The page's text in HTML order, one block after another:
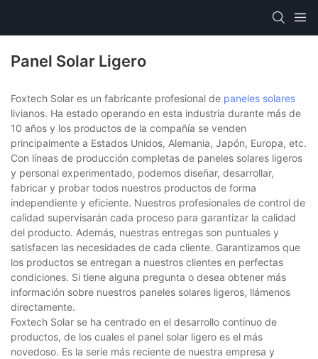
Panel Solar Ligero
Foxtech Solar es un fabricante profesional de paneles solares
livianos. Ha estado operando en esta industria durante más de
10 años y los productos de la compañía se venden
principalmente a Estados Unidos, Alemania, Japón, Europa, etc.
Con líneas de producción completas de paneles solares ligeros
y personal experimentado, podemos diseñar, desarrollar,
fabricar y probar todos nuestros productos de forma
independiente y eficiente. Nuestros profesionales de control de
calidad supervisarán cada proceso para garantizar la calidad
del producto. Además, nuestras entregas son puntuales y
satisfacen las necesidades de cada cliente. Garantizamos que
los productos se entregan a nuestros clientes en perfectas
condiciones. Si tiene alguna pregunta o desea obtener más
información sobre nuestros paneles solares ligeros, llámenos
directamente.
Foxtech Solar se ha centrado en el desarrollo continuo de
productos, de los cuales el panel solar ligero es el más
novedoso. Es la serie más reciente de nuestra empresa y